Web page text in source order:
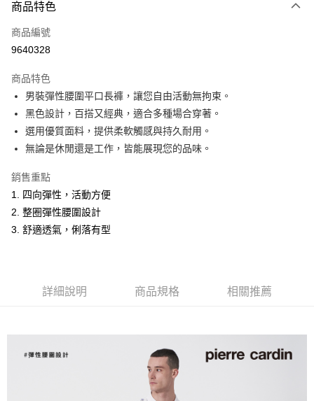
信用卡一次付款
超商取貨付款
Apple Pay
悠遊付
Google Pay
ATM付款
全家取貨付款
每筆NT$60，滿NT$1,200(含以上)免運費
每筆NT$60，滿NT$1,200(含以上)免運費
付款後萊爾富取貨
每筆NT$60，滿NT$1,200(含以上)免運費
商品特色
商品編號
9640328
商品特色
男裝彈性腰圍平口長褲，讓您自由活動無拘束。
黑色設計，百搭又經典，適合多種場合穿著。
選用優質面料，提供柔軟觸感與持久耐用。
無論是休閒還是工作，皆能展現您的品味。
銷售重點
1. 四向彈性，活動方便
2. 整圈彈性腰圍設計
3. 舒適透氣，俐落有型
詳細說明 商品規格 相關推薦